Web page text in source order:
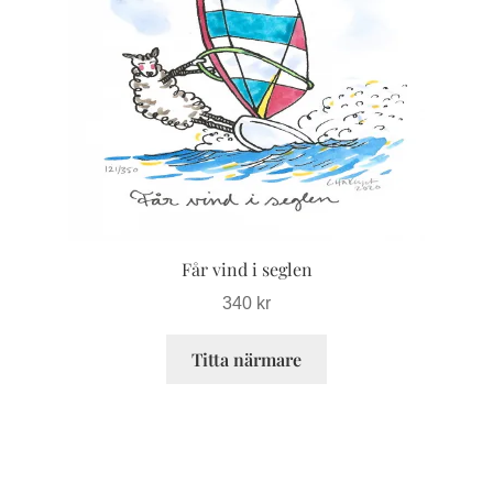
Får vind i seglen
340 kr
Titta närmare
De
olika
alternativen
kan
väljas
på
produktsidan